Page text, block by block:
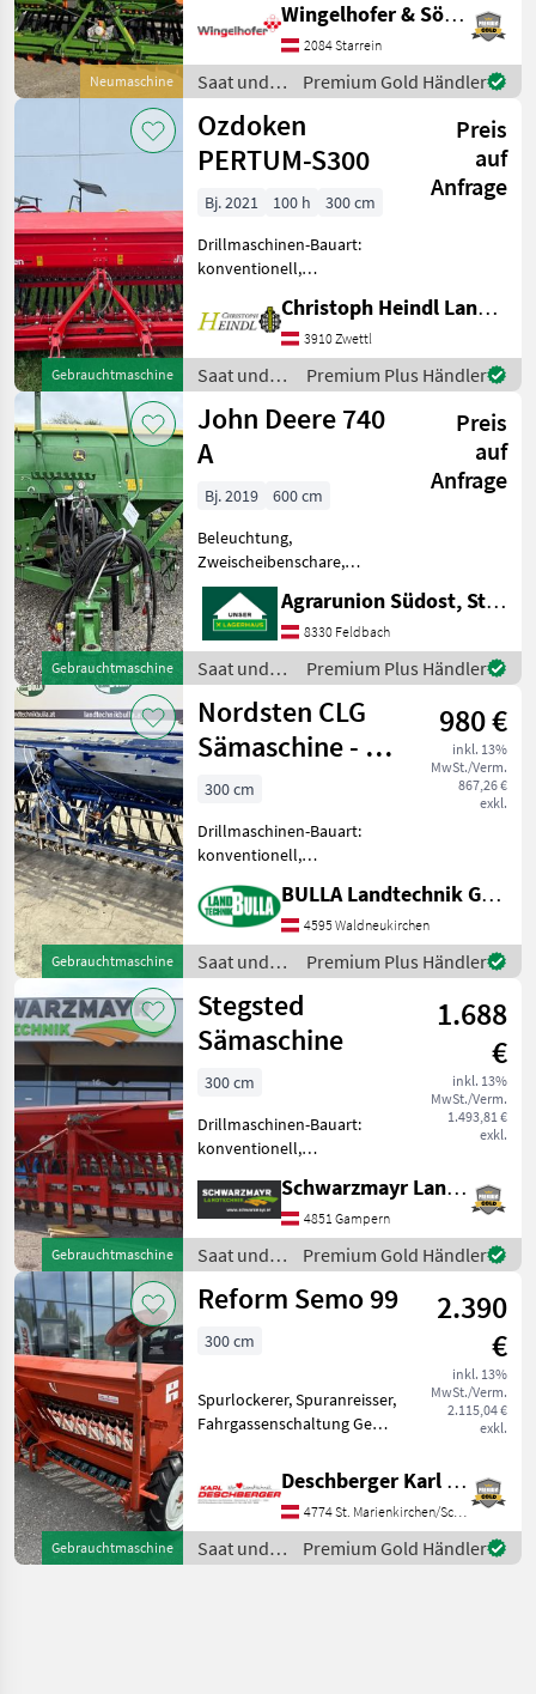
Neumaschine
Einscheibenschare,
Extrastriegel,
Fahrgassenschaltung,
Spuranreisser -
Anbausämaschine D9 3000
Special - Räder 6.00-16
Wingelhofer & Söhne GmbH
2084 Starrein
Saat und
Pflege /
Amazone
Premium Gold Händler
Gebrauchtmaschine
Ozdoken
PERTUM-S300
Preis
auf
Anfrage
Bj. 2021 100 h
300 cm
Drillmaschinen-Bauart:
konventionell,
Extrastriegel, Spuranreisser
Özdöken Pertum-S300 +
Baujahr 2021 +
Arbeitsbreite 3m + 24
Reihen somit 12, 5
Christoph Heindl Landtechnik GmbH, Waldviertel
3910 Zwettl
Saat und
Pflege /
Ozdoken
Premium Plus Händler
Gebrauchtmaschine
John Deere 740
A
Preis
auf
Anfrage
Bj. 2019
600 cm
Beleuchtung,
Zweischeibenschare,
Extrastriegel,
Fahrgassenmarkierung,
Fahrgassenschaltung,
Fahrwerk, Spuranreisser
Sämaschine der Marke
John Deere 740 A in
neuwertigem Zus
Agrarunion Südost, Standort Gniebing
8330 Feldbach
Saat und
Pflege /
John Deere
Premium Plus Händler
Gebrauchtmaschine
Nordsten CLG
Sämaschine - 3
Meter
980 €
inkl. 13%
MwSt./Verm.
867,26 €
exkl.
300 cm
Drillmaschinen-Bauart:
konventionell,
Schleppschare,
Spuranreisser NORDSTEN
Sämaschine CLG + 3 Meter
Arbeitsbreite +
Fahrgassenschaltung +
Spura
BULLA Landtechnik GmbH
4595 Waldneukirchen
Saat und
Pflege /
Nordsten
Premium Plus Händler
Gebrauchtmaschine
Stegsted
Sämaschine
1.688
€
inkl. 13%
MwSt./Verm.
1.493,81 €
exkl.
300 cm
Drillmaschinen-Bauart:
konventionell,
Schleppschare,
Fahrgassenschaltung EDV
61977 Sämaschine - mit 3m
Arbeitsbreite - mit 25
Reihen - mit Schlepps
Schwarzmayr Landtechnik GmbH - Gampern
4851 Gampern
Saat und
Pflege /
Stegsted
Premium Gold Händler
Gebrauchtmaschine
Reform Semo 99
2.390
€
inkl. 13%
MwSt./Verm.
2.115,04 €
exkl.
300 cm
Spurlockerer, Spuranreisser,
Fahrgassenschaltung Gebr.
Schleppscharen,
Abdrehmulde,
Spuranreißer, 3m Säbreite,
12 m Fahrgassenschaltung,
Hektar
Deschberger Karl Landtechnik GesmbH & Co KG
4774 St. Marienkirchen/Schärding
Saat und
Pflege /
Premium Gold Händler